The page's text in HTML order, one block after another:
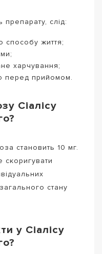
слід:
способу життя;
харчування;
перед прийомом.
Сіалісу
становить 10 мг.
скоригувати
стану
у Сіалісу